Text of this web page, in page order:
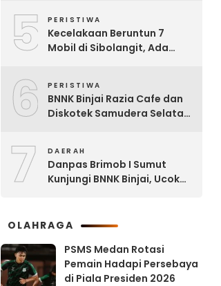
5 PERISTIWA
Kecelakaan Beruntun 7
Mobil di Sibolangit, Ada
6 PERISTIWA
BNNK Binjai Razia Cafe dan
Diskotek Samudera Selatan,
7 DAERAH
Danpas Brimob I Sumut
Kunjungi BNNK Binjai, Ucok
OLAHRAGA
PSMS Medan Rotasi
Pemain Hadapi Persebaya
di Piala Presiden 2026